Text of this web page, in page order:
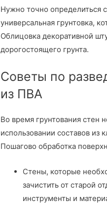
Нужно точно определиться
универсальная грунтовка,
Облицовка декоративной
дорогостоящего грунта.
Советы по
из ПВА
Во время грунтования стен
использовании составов
Пошагово обработка
Стены, которые
зачистить от старой
инструменты и